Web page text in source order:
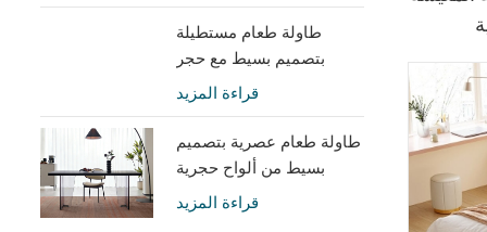
طاولة طعام مستطيلة
بتصميم بسيط مع حجر
متكلس LH586R4-Cقراءة المزيد
طاولة طعام عصرية بتصميم
بسيط من ألواح حجرية
رمادية مع أكريليك شفاف
RI2R-B
قراءة المزيد